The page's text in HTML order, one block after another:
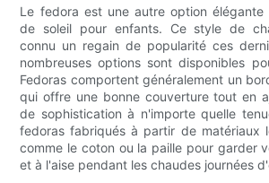
Le fedora est une autre option élégante
de soleil pour enfants. Ce style de
connu un regain de popularité ces
nombreuses options sont disponibles
Fedoras comportent généralement un
qui offre une bonne couverture tout en
de sophistication à n'importe quelle
fedoras fabriqués à partir de matériaux
comme le coton ou la paille pour garder
et à l'aise pendant les chaudes journées